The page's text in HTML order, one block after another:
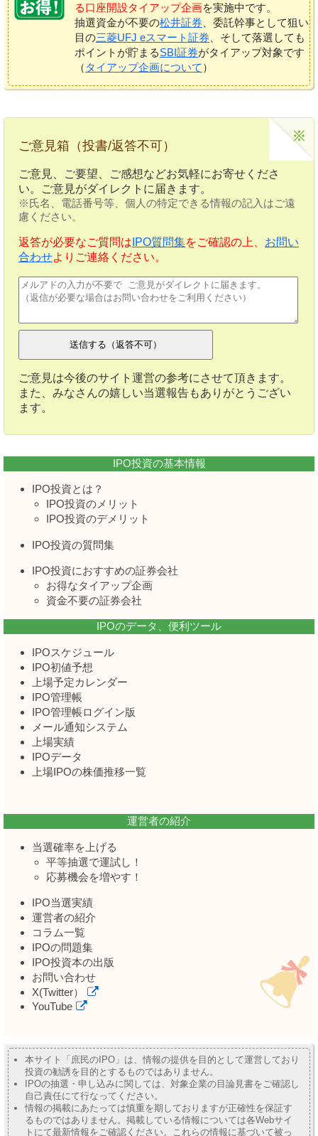
る口座開設タイアップ企画を実施中です。
抽選資金が不要の松井証券、委託幹事として狙い
目の三菱UFJ eスマート証券、そして落選しても
ポイントが貯まるSBI証券がタイアップ対象です
（ タイアップ企画について ）
ご意見箱（投書/返答不可）
ご意見、ご要望、ご感想などお気軽にお寄せくださ
い。ご意見がダイレクトに届きます。
※氏名、電話番号等、個人の特定できる情報の記入はご遠
慮ください。
返答が必要なご質問は IPO質問集をご確認の上、 お問い
合わせよりご連絡ください。
ご意見は今後のサイト運営の参考にさせて頂きます。
また、みなさんの嬉しい当選報告もありがとうござい
ます。
IPO投資の基本情報
IPO投資とは？
IPO投資のメリット
IPO投資のデメリット
IPO投資の質問集
IPO投資におすすめの証券会社
お得なタイアップ企画
資金不要の証券会社
IPOのデータ、便利ツール
IPOスケジュール
IPO初値予想
上場予定カレンダー
IPO管理帳
IPO管理帳ログイン版
メール通知システム
上場実績
IPOデータ
上場IPOの株価推移一覧
運営者の紹介
当選確率を上げる
平等抽選で運試し！
応募機会を増やす！
IPO当選実績
運営者の紹介
コラム一覧
IPOの問題集
IPO投資本の出版
お問い合わせ
X(Twitter）
YouTube
本サイト「庶民のIPO」は、情報の提供を目的として運営しており
投資の勧誘を目的とするものではありません。
IPOの抽選・申し込みに関しては、対象企業の目論見書をご確認し
自己責任にて行なってください。
情報の掲載にあたっては慎重を期しておりますが正確性を保証す
るものではありません。掲載している情報については各Webサイ
トにて最新情報をご確認ください。これらの情報に基づいて被っ